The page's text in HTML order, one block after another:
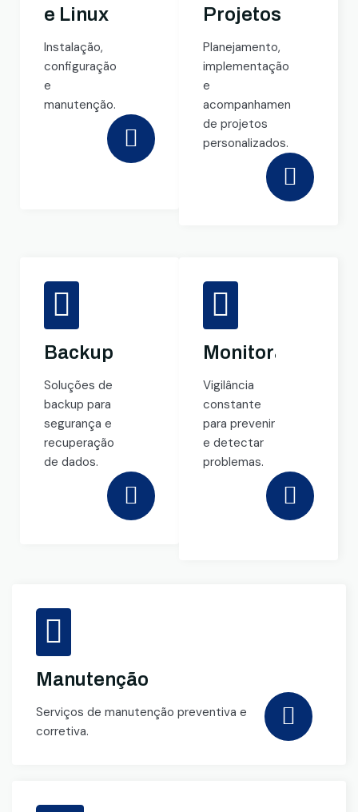
e Linux
Instalação,
configuração
e
manutenção.
Projetos
Planejamento,
implementação
e
acompanhamento
de projetos
personalizados.
Backup
Soluções de
backup para
segurança e
recuperação
de dados.
Monitoramento
Vigilância
constante
para prevenir
e detectar
problemas.
Manutenção
Serviços de manutenção preventiva e
corretiva.